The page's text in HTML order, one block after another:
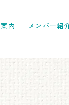
内 メンバー紹